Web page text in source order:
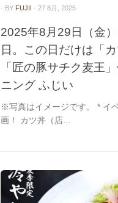
· BY FUJII · 27 8月, 2025
2025年8月29日（金
日。この日だけは「
「匠の豚サチク麦王
ニング ふじい
※写真はイメージです。 * イ
画！ カツ丼（店...